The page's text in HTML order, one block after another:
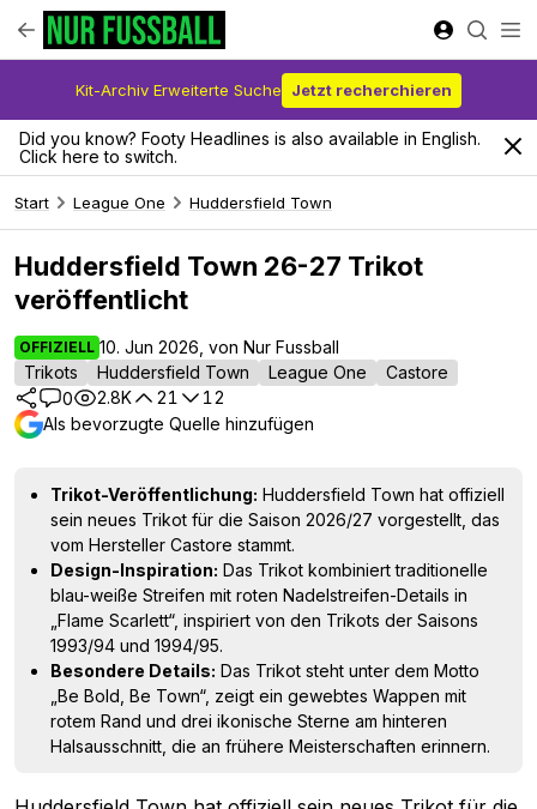
Kit-Archiv Erweiterte Suche Jetzt recherchieren
Did you know? Footy Headlines is also available in English.
Click here to switch.
Start League One Huddersfield Town
Huddersfield Town 26-27 Trikot
veröffentlicht
OFFIZIELL 10. Jun 2026, von Nur Fussball
Trikots
Huddersfield Town League One
Castore
0
2.8K 21
12
Als bevorzugte Quelle hinzufügen
Trikot-Veröffentlichung: Huddersfield Town hat offiziell
sein neues Trikot für die Saison 2026/27 vorgestellt, das
vom Hersteller Castore stammt.
Design-Inspiration: Das Trikot kombiniert traditionelle
blau-weiße Streifen mit roten Nadelstreifen-Details in
„Flame Scarlett“, inspiriert von den Trikots der Saisons
1993/94 und 1994/95.
Besondere Details: Das Trikot steht unter dem Motto
„Be Bold, Be Town“, zeigt ein gewebtes Wappen mit
rotem Rand und drei ikonische Sterne am hinteren
Halsausschnitt, die an frühere Meisterschaften erinnern.